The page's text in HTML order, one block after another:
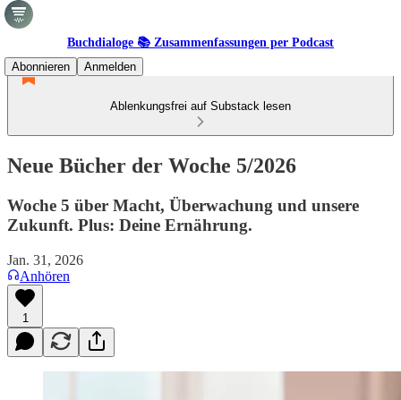
Buchdialoge 📚 Zusammenfassungen per Podcast
Abonnieren
Anmelden
Ablenkungsfrei auf Substack lesen
Neue Bücher der Woche 5/2026
Woche 5 über Macht, Überwachung und unsere
Zukunft. Plus: Deine Ernährung.
Jan. 31, 2026
Anhören
1